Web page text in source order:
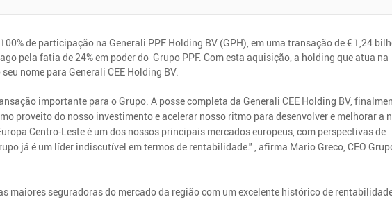
de participação na Generali PPF Holding BV (GPH), em uma transação de € 1,24
pela fatia de 24% em poder do Grupo PPF. Com esta aquisição, a holding que atua na
nome para Generali CEE Holding BV.
importante para o Grupo. A posse completa da Generali CEE Holding BV,
proveito do nosso investimento e acelerar nosso ritmo para desenvolver e melhorar a
Centro-Leste é um dos nossos principais mercados europeus, com perspectivas de
já é um líder indiscutível em termos de rentabilidade." , afirma Mario Greco, CEO
maiores seguradoras do mercado da região com um excelente histórico de